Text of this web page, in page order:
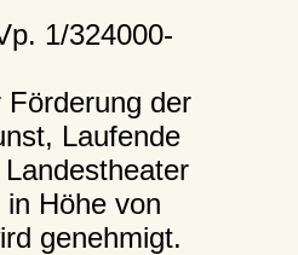
1/324000-
der
Laufende
Höhe von
genehmigt.